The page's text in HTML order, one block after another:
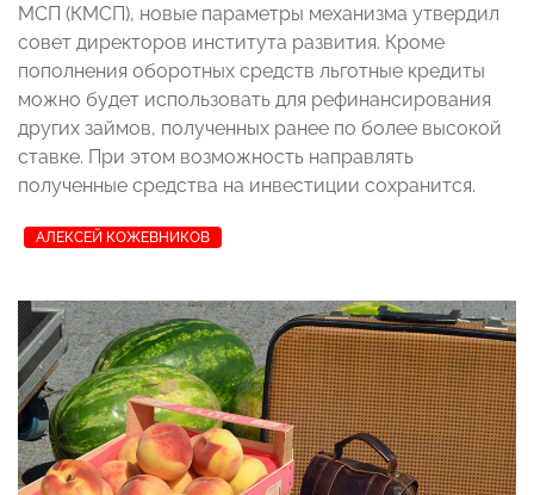
МСП (КМСП), новые параметры механизма утвердил
совет директоров института развития. Кроме
пополнения оборотных средств льготные кредиты
можно будет использовать для рефинансирования
других займов, полученных ранее по более высокой
ставке. При этом возможность направлять
полученные средства на инвестиции сохранится.
АЛЕКСЕЙ КОЖЕВНИКОВ